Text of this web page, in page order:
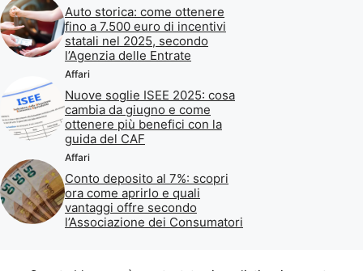
Auto storica: come ottenere
fino a 7.500 euro di incentivi
statali nel 2025, secondo
l’Agenzia delle Entrate
Affari
Nuove soglie ISEE 2025: cosa
cambia da giugno e come
ottenere più benefici con la
guida del CAF
Affari
Conto deposito al 7%: scopri
ora come aprirlo e quali
vantaggi offre secondo
l’Associazione dei Consumatori